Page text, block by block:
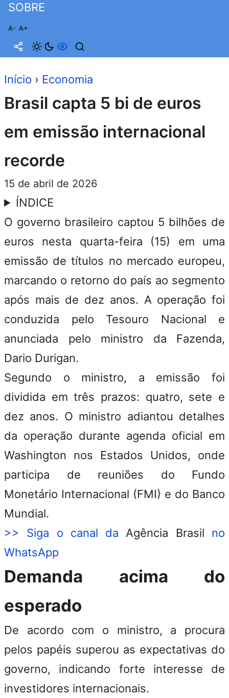
SOBRE
A- A+
Início › Economia
Brasil capta 5 bi de euros
em emissão internacional
recorde
15 de abril de 2026
ÍNDICE
O governo brasileiro captou 5 bilhões de
euros nesta quarta-feira (15) em uma
emissão de títulos no mercado europeu,
marcando o retorno do país ao segmento
após mais de dez anos. A operação foi
conduzida pelo Tesouro Nacional e
anunciada pelo ministro da Fazenda,
Dario Durigan.
Segundo o ministro, a emissão foi
dividida em três prazos: quatro, sete e
dez anos. O ministro adiantou detalhes
da operação durante agenda oficial em
Washington nos Estados Unidos, onde
participa de reuniões do Fundo
Monetário Internacional (FMI) e do Banco
Mundial.
>> Siga o canal da Agência Brasil no
WhatsApp
Demanda acima do
esperado
De acordo com o ministro, a procura
pelos papéis superou as expectativas do
governo, indicando forte interesse de
investidores internacionais.